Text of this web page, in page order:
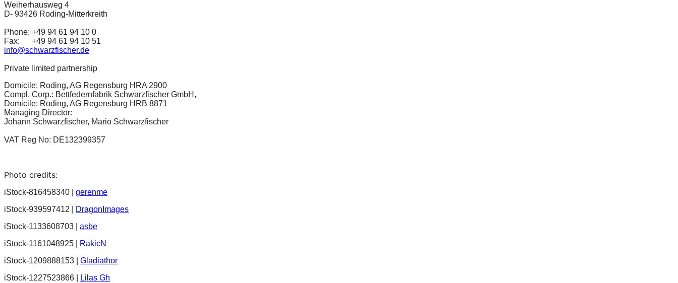
Weiherhausweg 4
D- 93426 Roding-Mitterkreith
Phone: +49 94 61 94 10 0
Fax: +49 94 61 94 10 51
info@schwarzfischer.de
Private limited partnership
Domicile: Roding, AG Regensburg HRA 2900
Compl. Corp.: Bettfedernfabrik Schwarzfischer GmbH,
Domicile: Roding, AG Regensburg HRB 8871
Managing Director:
Johann Schwarzfischer, Mario Schwarzfischer
VAT Reg No: DE132399357
Photo credits:
iStock-816458340 | gerenme
iStock-939597412 |
DragonImages
iStock-1133608703 | asbe
iStock-1161048925 |
RakicN
iStock-1209888153 | Gladiathor
iStock-1227523866 |
Lilas Gh